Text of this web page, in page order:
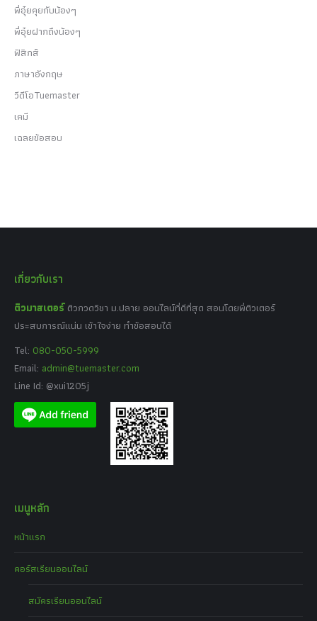
พี่อุ๋ยคุยกับน้องๆ
พี่อุ๋ยฝากถึงน้องๆ
ฟิสิกส์
ภาษาอังกฤษ
วีดีโอTuemaster
เคมี
เฉลยข้อสอบ
เกี่ยวกับเรา
ติวมาสเตอร์ ติวกวดวิชา ม.ปลาย ออนไลน์ที่ดีที่สุด สอนโดยพี่ติวเตอร์
ประสบการณ์แน่น เข้าใจง่าย ทำข้อสอบได้
Tel: 080-050-5999
Email: admin@tuemaster.com
Line Id: @xui1205j
เมนูหลัก
หน้าแรก
คอร์สเรียนออนไลน์
สมัครเรียนออนไลน์